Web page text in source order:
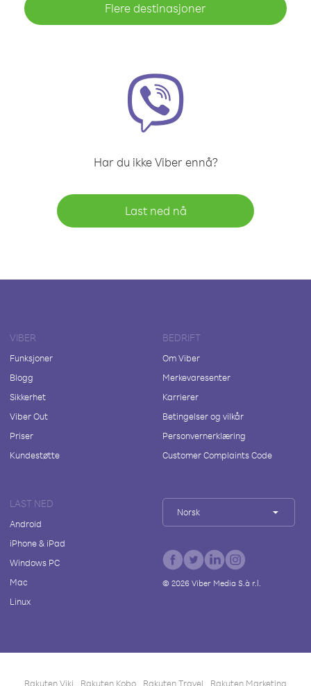
Flere destinasjoner
Har du ikke Viber ennå?
Last ned nå
VIBER
Funksjoner
Blogg
Sikkerhet
Viber Out
Priser
Kundestøtte
BEDRIFT
Om Viber
Merkevaresenter
Karrierer
Betingelser og vilkår
Personvernerklæring
Customer Complaints Code
LAST NED
Android
iPhone & iPad
Windows PC
Mac
Linux
Norsk
© 2026Viber Media S.à r.l.
Rakuten Viki Rakuten Kobo Rakuten Travel Rakuten Marketing